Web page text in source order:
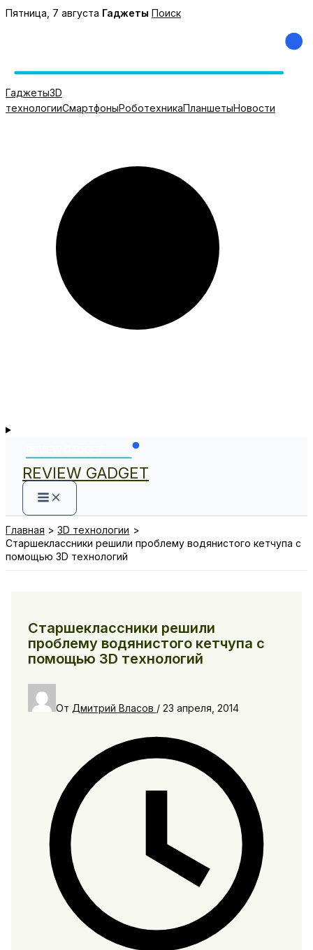
Перейти
Пятница, 7 августа Гаджеты Поиск
Гаджеты3D
технологииСмартфоныРоботехникаПланшетыНовости
REVIEW GADGET
Главная
3D технологии
Старшеклассники решили проблему водянистого кетчупа с
помощью 3D технологий
Старшеклассники решили
проблему водянистого кетчупа с
помощью 3D технологий
От Дмитрий Власов / 23 апреля, 2014